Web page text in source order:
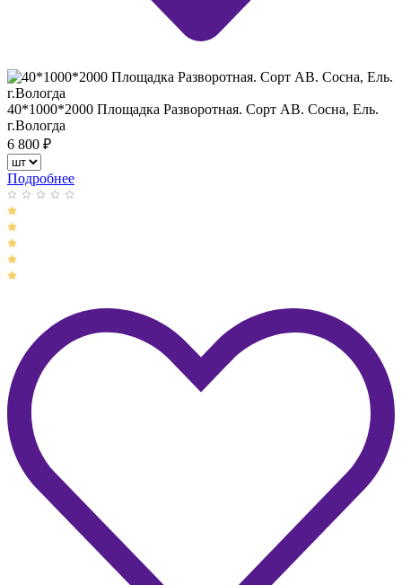
40*1000*2000 Площадка Разворотная. Сорт АВ. Сосна, Ель.
г.Вологда
6 800 ₽
Подробнее